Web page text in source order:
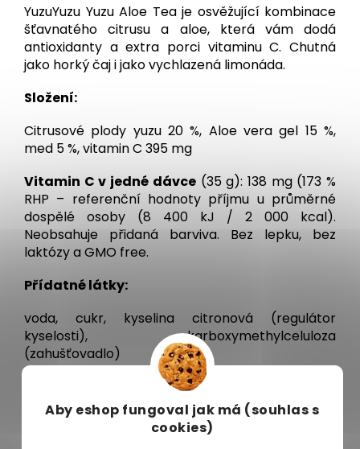
Aby eshop fungoval jak má (souhlas s
cookies)
YuzuYuzu Yuzu Aloe Tea je osvěžující kombinace
šťavnatého citrusu a aloe, která vám dodá
antioxidanty a extra porci vitaminu C. Chutná
jako horký čaj i jako vychlazená limonáda.
Složení:
Citrusové plody yuzu 20 %, Aloe vera gel 15 %,
med 5 %, vitamin C 395 mg
Vitamin C v jedné dávce(35 g): 138 mg (173 %
RHP – referenční hodnoty příjmu u průměrné
dospělé osoby (8 400 kJ / 2 000 kcal).
Neobsahuje přidaná barviva. Bez lepku, bez
laktózy a GMO free.
Přídatné látky:
voda, cukr, kyselina citronová (regulátor
kyselosti), karboxymethylceluloza
(zahušťovadlo)
Polévkovou lžíci (35 g) přípravku přelijte 200-250
ml horké nebo studené vody a dobře